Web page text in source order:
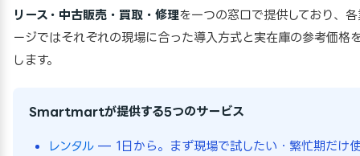
リース・中古販売・買取・修理を一つの窓口で提供しており、
ージではそれぞれの現場に合った導入方式と実在庫の参考価格
します。
Smartmartが提供する5つのサービス
レンタル — 1日から。まず現場で試したい・繁忙期だけ